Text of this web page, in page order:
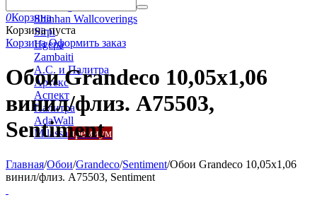
Shinhan Wallcoverings
Sirpi
Ugepa
Zambaiti
А.С. и Палитра
Артекс
Аспект
Палитра
AdaWall
Milassaпремиум
0Корзина
Корзина пуста
Корзина Оформить заказ
Обои Grandeco 10,05х1,06
винил/флиз. A75503,
Sentiment
Главная/Обои/Grandeco/Sentiment/Обои Grandeco 10,05х1,06
винил/флиз. A75503, Sentiment